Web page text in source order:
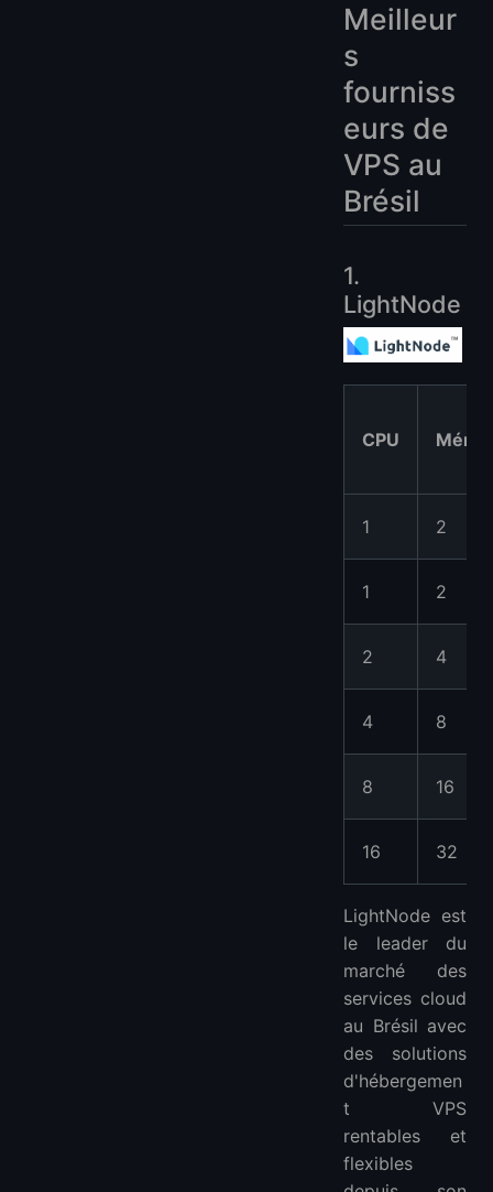
Meilleur
s
fourniss
eurs de
VPS au
Brésil
1.
LightNode
CPU
1 2
1 2
2 4
4 8
8 16
16 32
LightNode est
le leader du
marché des
services cloud
au Brésil avec
des solutions
d'hébergemen
t VPS
rentables et
flexibles